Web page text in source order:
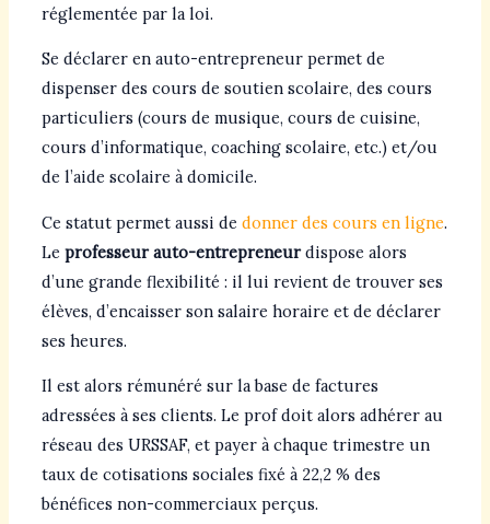
réglementée par la loi.
Se déclarer en auto-entrepreneur permet de
dispenser des cours de soutien scolaire, des cours
particuliers (cours de musique, cours de cuisine,
cours d’informatique, coaching scolaire, etc.) et/ou
de l’aide scolaire à domicile.
Ce statut permet aussi de donner des cours en ligne.
Le professeur auto-entrepreneurdispose alors
d’une grande flexibilité : il lui revient de trouver ses
élèves, d’encaisser son salaire horaire et de déclarer
ses heures.
Il est alors rémunéré sur la base de factures
adressées à ses clients. Le prof doit alors adhérer au
réseau des URSSAF, et payer à chaque trimestre un
taux de cotisations sociales fixé à 22,2 % des
bénéfices non-commerciaux perçus.